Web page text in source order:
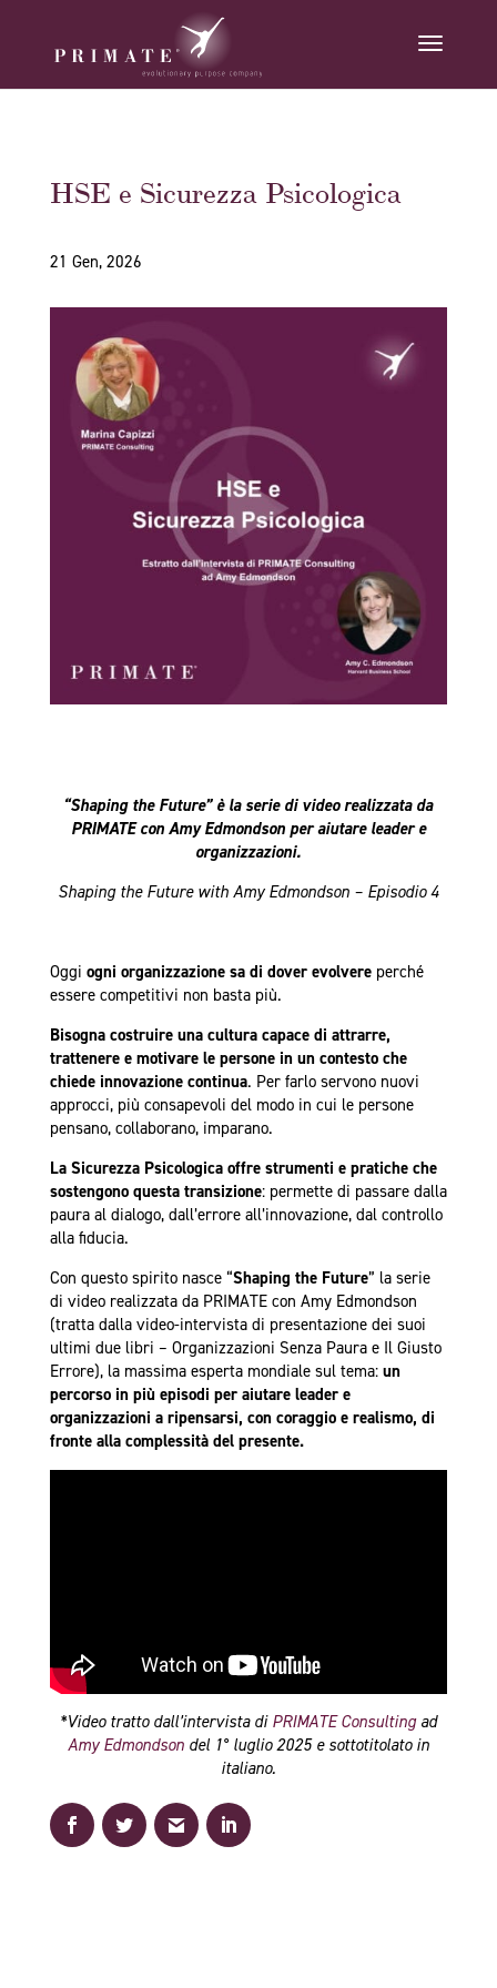
HSE e Sicurezza Psicologica
21 Gen, 2026
“Shaping the Future” è la serie di video realizzata da
PRIMATE con Amy Edmondson per aiutare leader e
organizzazioni.
Shaping the Future with Amy Edmondson – Episodio 4
Oggi ogni organizzazione sa di dover evolvereperché
essere competitivi non basta più.
Bisogna costruire una cultura capace di attrarre,
trattenere e motivare le persone in un contesto che
chiede innovazione continua. Per farlo servono nuovi
approcci, più consapevoli del modo in cui le persone
pensano, collaborano, imparano.
La Sicurezza Psicologica offre strumenti e pratiche che
sostengono questa transizione: permette di passare dalla
paura al dialogo, dall’errore all’innovazione, dal controllo
alla fiducia.
Con questo spirito nasce “Shaping the Future” la serie
di video realizzata da PRIMATE con Amy Edmondson
(tratta dalla video-intervista di presentazione dei suoi
ultimi due libri – Organizzazioni Senza Paura e Il Giusto
Errore), la massima esperta mondiale sul tema: un
percorso in più episodi per aiutare leader e
organizzazioni a ripensarsi, con coraggio e realismo, di
fronte alla complessità del presente.
*Video tratto dall’intervista di PRIMATE Consultingad
Amy Edmondsondel 1° luglio 2025 e sottotitolato in
italiano.